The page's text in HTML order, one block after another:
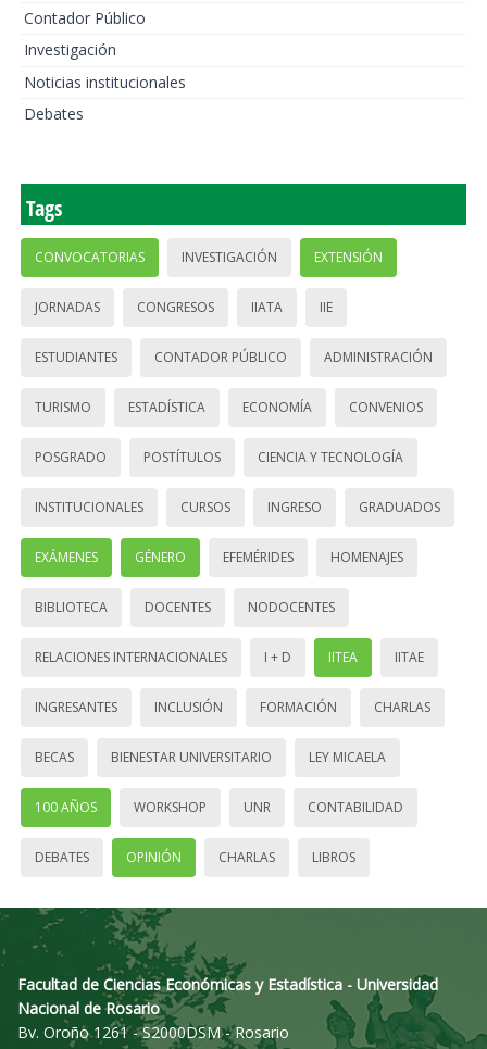
Contador Público
Investigación
Noticias institucionales
Debates
Tags
CONVOCATORIAS INVESTIGACIÓN EXTENSIÓN
JORNADAS CONGRESOS IIATA IIE
ESTUDIANTES CONTADOR PÚBLICO ADMINISTRACIÓN
TURISMO ESTADÍSTICA ECONOMÍA CONVENIOS
POSGRADO POSTÍTULOS CIENCIA Y TECNOLOGÍA
INSTITUCIONALES CURSOS INGRESO GRADUADOS
EXÁMENES GÉNERO EFEMÉRIDES HOMENAJES
BIBLIOTECA DOCENTES NODOCENTES
RELACIONES INTERNACIONALES I + D IITEA IITAE
INGRESANTES INCLUSIÓN FORMACIÓN CHARLAS
BECAS BIENESTAR UNIVERSITARIO LEY MICAELA
100 AÑOS WORKSHOP UNR CONTABILIDAD
DEBATES OPINIÓN CHARLAS LIBROS
Facultad de Ciencias Económicas y Estadística - Universidad
Nacional de Rosario
Bv. Oroño 1261 - S2000DSM - Rosario